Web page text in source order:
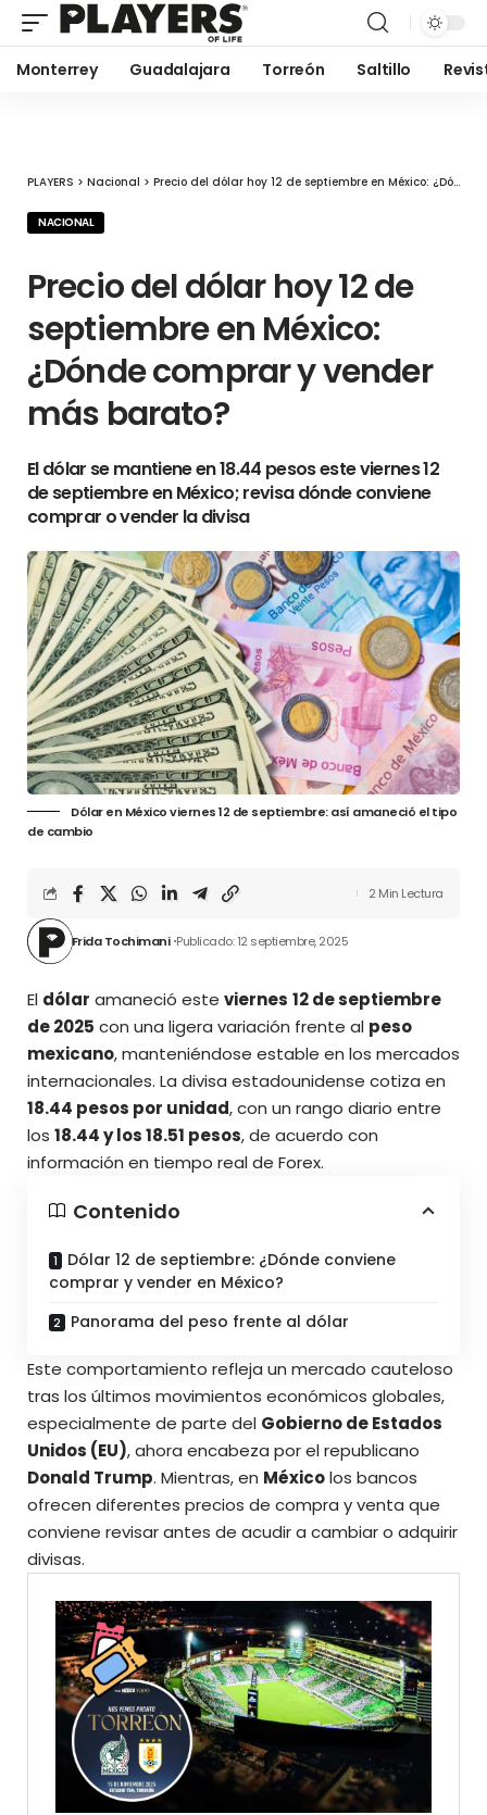
Monterrey Guadalajara Torreón Saltillo
PLAYERS > Nacional > Precio del dólar hoy 12 de septiembre en México: ¿Dónde comprar y vender más barato?
NACIONAL
Precio del dólar hoy 12 de
septiembre en México:
¿Dónde comprar y vender
más barato?
El dólar se mantiene en 18.44 pesos este viernes 12
de septiembre en México; revisa dónde conviene
comprar o vender la divisa
Dólar en México viernes 12 de septiembre: así amaneció el tipo
de cambio
Frida Tochimani Publicado: 12 septiembre, 2025
2 Min Lectura
El dólar amaneció este viernes 12 de septiembre
de 2025 con una ligera variación frente al peso
mexicano, manteniéndose estable en los mercados
internacionales. La divisa estadounidense cotiza en
18.44 pesos por unidad, con un rango diario entre
los 18.44 y los 18.51 pesos, de acuerdo con
información en tiempo real de Forex.
Contenido
Dólar 12 de septiembre: ¿Dónde conviene
comprar y vender en México?
Panorama del peso frente al dólar
Este comportamiento refleja un mercado cauteloso
tras los últimos movimientos económicos globales,
especialmente de parte del Gobierno de Estados
Unidos (EU), ahora encabeza por el republicano
Donald Trump. Mientras, en Méxicolos bancos
ofrecen diferentes precios de compra y venta que
conviene revisar antes de acudir a cambiar o adquirir
divisas.